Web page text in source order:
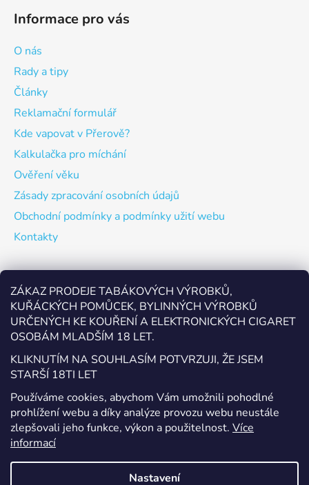
ZÁKAZ PRODEJE TABÁKOVÝCH VÝROBKŮ,
KUŘÁCKÝCH POMŮCEK, BYLINNÝCH VÝROBKŮ
URČENÝCH KE KOUŘENÍ A ELEKTRONICKÝCH CIGARET
OSOBÁM MLADŠÍM 18 LET.
KLIKNUTÍM NA SOUHLASÍM POTVRZUJI, ŽE JSEM
STARŠÍ 18TI LET
Používáme cookies, abychom Vám umožnili pohodlné
prohlížení webu a díky analýze provozu webu neustále
zlepšovali jeho funkce, výkon a použitelnost. Více
informací
Nastavení
Informace pro vás
O nás
Rady a tipy
Články
Reklamační formulář
Kde vapovat v Přerově?
Kalkulačka pro míchání
Ověření věku
Zásady zpracování osobních údajů
Obchodní podmínky a podmínky užití webu
Kontakty
Odebírat newsletter
Vložte svůj e-mail a my vám budeme zasílat informace o
nových produktech na našem e-shopu.
E-mail
Vložením e-mailu souhlasíte s
podmínkami ochrany
osobních údajů
PŘIHLÁSIT SE